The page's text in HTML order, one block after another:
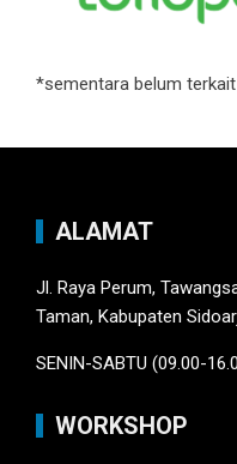
*sementara belum terkait
ALAMAT
Jl. Raya Perum,
Taman, Kabupaten
SENIN-SABTU (09.00-
WORKSHOP